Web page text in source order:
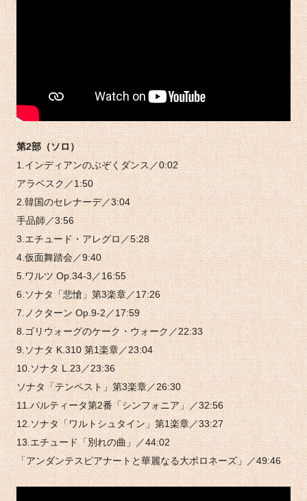
第2部（ソロ）
1.インディアンのぶぞくダンス／0:02
アラベスク／1:50
2.韓国のセレナーデ／3:04
手品師／3:56
3.エチュード・アレグロ／5:28
4.仮面舞踏会／9:40
5.ワルツ Op.34-3／16:55
6.ソナタ「悲愴」第3楽章／17:26
7.ノクターン Op.9-2／17:59
8.ゴリウォーグのケーク・ウォーク／22:33
9.ソナタ K.310 第1楽章／23:04
10.ソナタ L.23／23:36
ソナタ「テンペスト」第3楽章／26:30
11.パルティータ第2番「シンフォニア」／32:56
12.ソナタ「ワルトシュタイン」第1楽章／33:27
13.エチュード「別れの曲」／44:02
「アンダンテスピアナートと華麗なる大ポロネーズ」／49:46